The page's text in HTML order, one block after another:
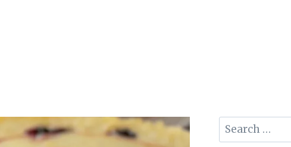
Search
for: